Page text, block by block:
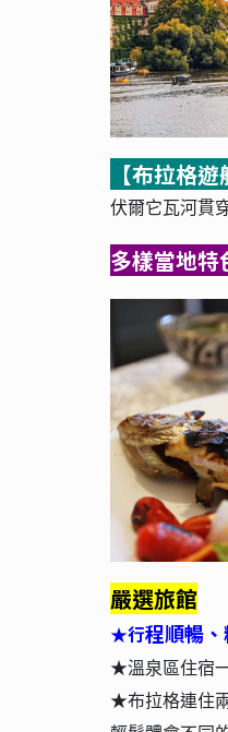
【布拉格遊
伏爾它瓦河貫
多樣當地特
嚴選旅館
★行程順暢
★溫泉區住宿
★布拉格連住